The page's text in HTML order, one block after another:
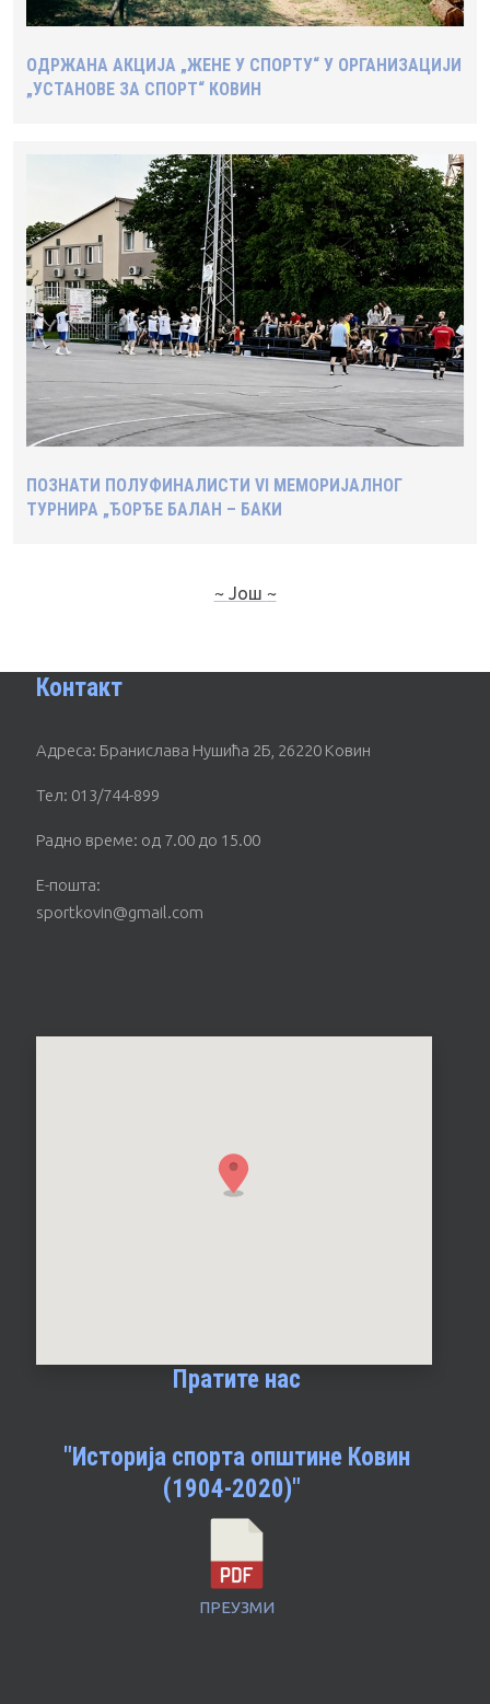
ОДРЖАНА АКЦИЈА „ЖЕНЕ У СПОРТУ“ У ОРГАНИЗАЦИЈИ
„УСТАНОВЕ ЗА СПОРТ“ КОВИН
ПОЗНАТИ ПОЛУФИНАЛИСТИ VI МЕМОРИЈАЛНОГ
ТУРНИРА „ЂОРЂЕ БАЛАН – БАКИ
~ Још ~
Контакт
Адреса: Бранислава Нушића 2Б, 26220 Ковин
Тел: 013/744-899
Радно време: од 7.00 до 15.00
Е-пошта:
sportkovin@gmail.com
Пратите нас
"Историја спорта општине Ковин
(1904-2020)"
ПРЕУЗМИ